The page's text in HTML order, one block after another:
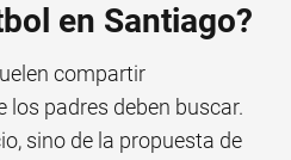
en Santiago?
compartir
padres deben buscar.
sino de la propuesta de